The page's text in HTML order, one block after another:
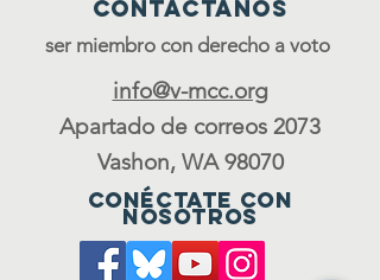
Contáctanos
ser miembro con derecho a voto
info@v-mcc.org
Apartado de correos 2073
Vashon, WA 98070
Conéctate con
nosotros